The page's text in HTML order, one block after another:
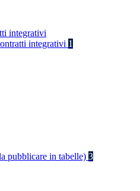
integrativi
integrativi 1
pubblicare in tabelle) 3